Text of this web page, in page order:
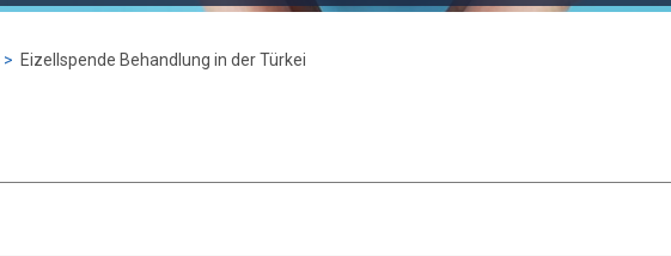
Eizellspende Behandlung in der Türkei